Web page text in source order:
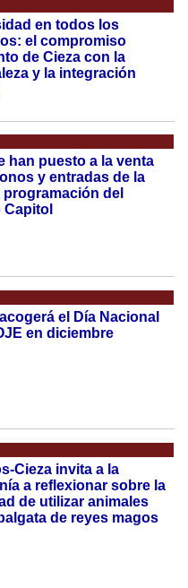
en todos los
el compromiso
de Cieza con la
y la integración
han puesto a la venta
y entradas de la
programación del
Capitol
el Día Nacional
en diciembre
Cieza invita a la
a reflexionar sobre la
de utilizar animales
de reyes magos